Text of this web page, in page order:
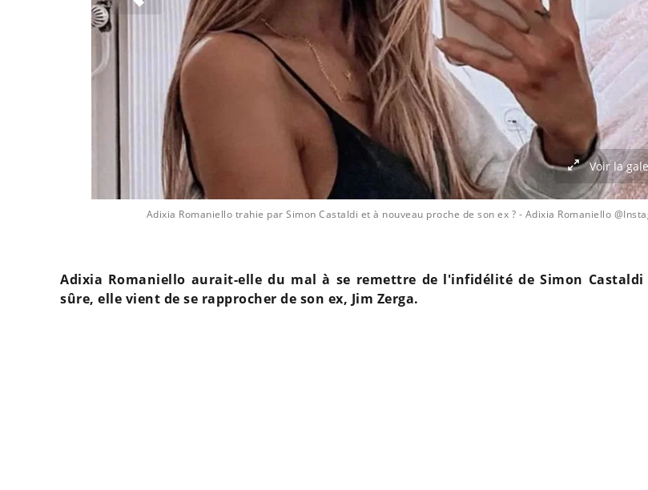
Adixia Romaniello trahie par Simon Castaldi et à nouveau proche de son ex ? - Adixia Romaniello
Voir la
Adixia Romaniello aurait-elle du mal à se remettre de l'infidélité de Simon Castaldi
sûre, elle vient de se rapprocher de son ex, Jim Zerga.